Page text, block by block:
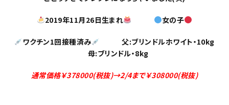
2019年11月26日生まれ 女の子
ワクチン1回接種済み
父:ブリンドルホワイト・10kg
母:ブリンドル・8kg
通常価格￥378000(税抜)→2/4まで￥308000(税抜)